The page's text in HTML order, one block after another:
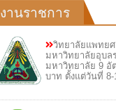
งานราชการ
วิทยาลัยแพทย
มหาวิทยาลัยอุบล
มหาวิทยาลัย 9 อั
บาท ตั้งแต่วันที่ 8-